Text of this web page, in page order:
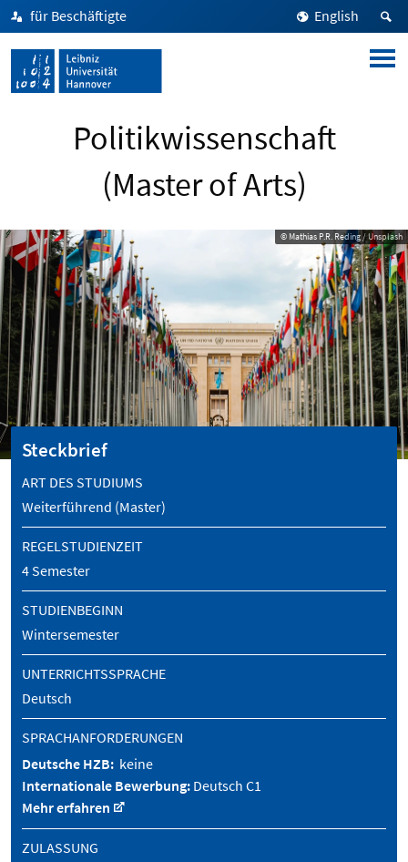
für Beschäftigte English
Politikwissenschaft
(Master of Arts)
© Mathias P.R. Reding / Unsplash
Steckbrief
ART DES STUDIUMS
Weiterführend (Master)
REGELSTUDIENZEIT
4 Semester
STUDIENBEGINN
Wintersemester
UNTERRICHTSSPRACHE
Deutsch
SPRACHANFORDERUNGEN
Deutsche HZB: keine
Internationale Bewerbung: Deutsch C1
Mehr erfahren
ZULASSUNG